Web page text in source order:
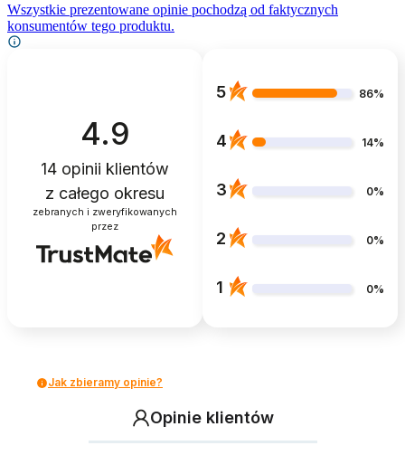
Wszystkie prezentowane opinie pochodzą od faktycznych
konsumentów tego produktu.
4.9
14 opinii klientów
z całego okresu
zebranych i zweryfikowanych
przez
5 86%
4 14%
3 0%
2 0%
1 0%
Jak zbieramy opinie?
Opinie klientów